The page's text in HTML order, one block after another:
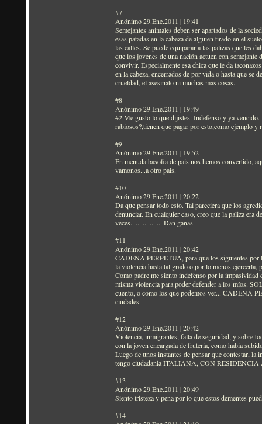
#7
Anónimo 29.Ene.2011 | 19:41
Semejantes animales deben ser apartados de la
esas patadas en la cabeza de alguien tirado en el
las calles. Se puede equiparar a las palizas que les
que los jovenes de una nación actuen con
convivir. Especialmente esa chica que le da
en la cabeza, encerrados de por vida o hasta que se
crueldad, el asesinato ni muchas mas cosas.
#8
Anónimo 29.Ene.2011 | 19:49
#2 Me gusto lo que dijistes: Indefenso y ya vencido.
rabiosos?,tienen que pagar por esto,como ejemplo y
#9
Anónimo 29.Ene.2011 | 19:52
En menuda basofia de pais nos hemos convertido,
vamonos...a otro pais.
#10
Anónimo 29.Ene.2011 | 20:22
Da que pensar todo esto. Tal pareciera que los
denunciar. En cualquier caso, creo que la paliza era
veces...................Dan ganas
#11
Anónimo 29.Ene.2011 | 20:42
CADENA PERPETUA, para que los siguientes por
la violencia hasta tal grado o por lo menos ejercerla,
Como padre me siento indefenso por la
misma violencia para poder defender a los míos.
cuento, o como los que podemos ver... CADENA
ciudades
#12
Anónimo 29.Ene.2011 | 20:42
Violencia, inmigrantes, falta de seguridad, y sobre
con la joven encargada de fruteria, como habia
Luego de unos instantes de pensar que contestar,
tengo ciudadania ITALIANA, CON RESIDENCIA
#13
Anónimo 29.Ene.2011 | 20:49
Siento tristeza y pena por lo que estos dementes
#14